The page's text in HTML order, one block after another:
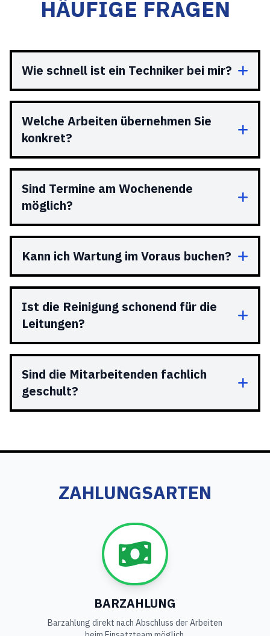
HÄUFIGE FRAGEN
Wie schnell ist ein Techniker bei mir?
Welche Arbeiten übernehmen Sie
konkret?
Sind Termine am Wochenende
möglich?
Kann ich Wartung im Voraus buchen?
Ist die Reinigung schonend für die
Leitungen?
Sind die Mitarbeitenden fachlich
geschult?
ZAHLUNGSARTEN
BARZAHLUNG
Barzahlung direkt nach Abschluss der Arbeiten